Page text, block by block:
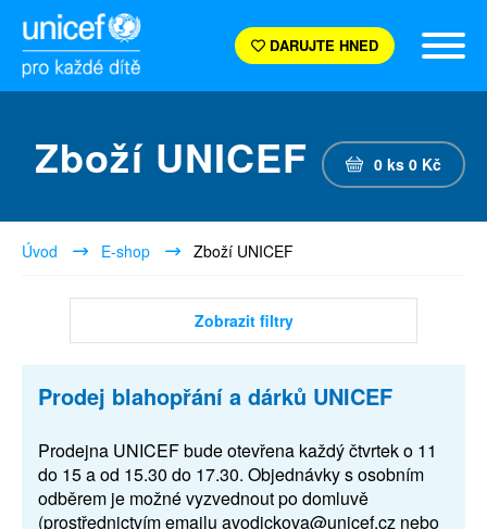
DARUJTE HNED
Zboží UNICEF 0 ks 0 Kč
Úvod E-shop Zboží UNICEF
Zobrazit filtry
Prodej blahopřání a dárků UNICEF
Prodejna UNICEF bude otevřena každý čtvrtek o 11
do 15 a od 15.30 do 17.30. Objednávky s osobním
odběrem je možné vyzvednout po domluvě
(prostřednictvím emailu avodickova@unicef.cz nebo